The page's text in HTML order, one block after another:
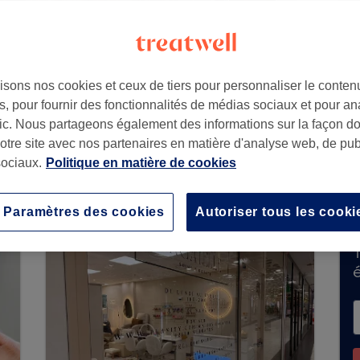
de réservations sur Treatwell. Utilisez la
dans votre région.Vous y trouverez
nos cookies et ceux de tiers pour personnaliser le
pour fournir des fonctionnalités de médias sociaux et pour
Nous partageons également des informations sur la façon
site avec nos partenaires en matière d'analyse web, de
Politique en matière de cookies
Autoriser tous les
Paramètres des cookies